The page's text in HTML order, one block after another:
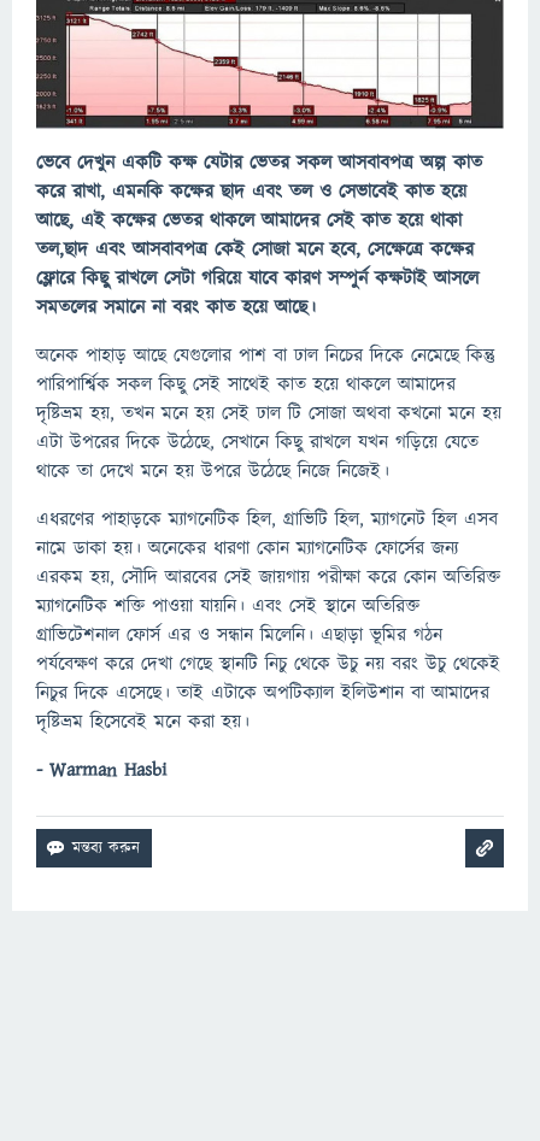
ভেবে দেখুন একটি কক্ষ যেটার ভেতর সকল আসবাবপত্র অল্প কাত
করে রাখা, এমনকি কক্ষের ছাদ এবং তল ও সেভাবেই কাত হয়ে
আছে, এই কক্ষের ভেতর থাকলে আমাদের সেই কাত হয়ে থাকা
তল,ছাদ এবং আসবাবপত্র কেই সোজা মনে হবে, সেক্ষেত্রে কক্ষের
ফ্লোরে কিছু রাখলে সেটা গরিয়ে যাবে কারণ সম্পুর্ন কক্ষটাই আসলে
সমতলের সমানে না বরং কাত হয়ে আছে।
অনেক পাহাড় আছে যেগুলোর পাশ বা ঢাল নিচের দিকে নেমেছে কিন্তু
পারিপার্শ্বিক সকল কিছু সেই সাথেই কাত হয়ে থাকলে আমাদের
দৃষ্টিভ্রম হয়, তখন মনে হয় সেই ঢাল টি সোজা অথবা কখনো মনে হয়
এটা উপরের দিকে উঠেছে, সেখানে কিছু রাখলে যখন গড়িয়ে যেতে
থাকে তা দেখে মনে হয় উপরে উঠেছে নিজে নিজেই।
এধরণের পাহাড়কে ম্যাগনেটিক হিল, গ্রাভিটি হিল, ম্যাগনেট হিল এসব
নামে ডাকা হয়। অনেকের ধারণা কোন ম্যাগনেটিক ফোর্সের জন্য
এরকম হয়, সৌদি আরবের সেই জায়গায় পরীক্ষা করে কোন অতিরিক্ত
ম্যাগনেটিক শক্তি পাওয়া যায়নি। এবং সেই স্থানে অতিরিক্ত
গ্রাভিটেশনাল ফোর্স এর ও সন্ধান মিলেনি। এছাড়া ভূমির গঠন
পর্যবেক্ষণ করে দেখা গেছে স্থানটি নিচু থেকে উচু নয় বরং উচু থেকেই
নিচুর দিকে এসেছে। তাই এটাকে অপটিক্যাল ইলিউশান বা আমাদের
দৃষ্টিভ্রম হিসেবেই মনে করা হয়।
- Warman Hasbi